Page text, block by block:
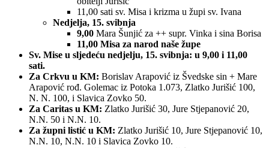
11,00 sati sv. Misa i krizma u župi sv. Ivana
Nedjelja, 15. svibnja
9,00 Mara Šunjić za ++ supr. Vinka i sina Borisa
11,00 Misa za narod naše župe
Sv. Mise u sljedeću nedjelju, 15. svibnja: u 9,00 i 11,00
sati.
Za Crkvu u KM: Borislav Arapović iz Švedske sin + Mare
Arapović rođ. Golemac iz Potoka 1.073, Zlatko Jurišić 100,
N. N. 100, i Slavica Zovko 50.
Za Caritas u KM: Zlatko Jurišić 30, Jure Stjepanović 20,
N.N. 50 i N.N. 10.
Za župni listić u KM: Zlatko Jurišić 10, Jure Stjepanović 10,
N.N. 10, N.N. 10 i Slavica Zovko 10.